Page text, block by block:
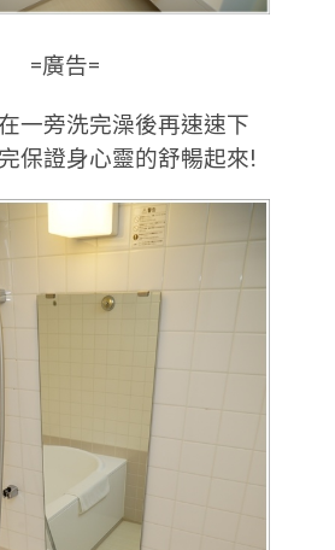
=廣告=
一旁洗完澡後再速速下
保證身心靈的舒暢起來!